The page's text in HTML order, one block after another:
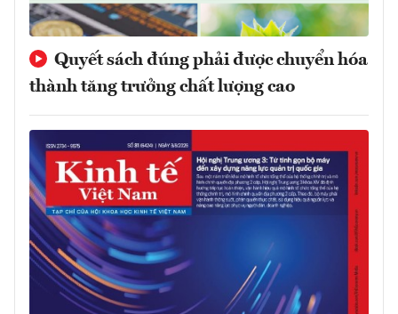
Quyết sách đúng phải được chuyển hóa
thành tăng trưởng chất lượng cao